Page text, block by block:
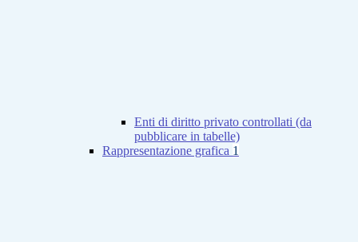
Enti di diritto privato controllati (da
pubblicare in tabelle)
Rappresentazione grafica 1